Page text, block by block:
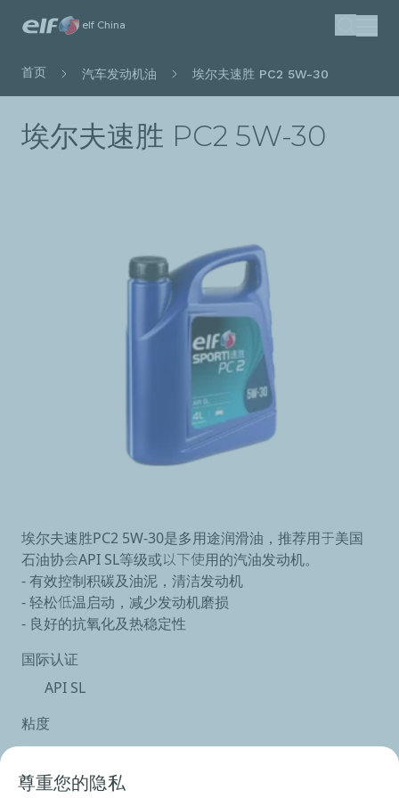
到
内
elf China
搜索
面
包
首页 汽车发动机油 埃尔夫速胜 PC2 5W-30
埃尔夫速胜 PC2 5W-30
埃尔夫速胜PC2 5W-30是多用途润滑油，推荐用于美国
石油协会API SL等级或以下使用的汽油发动机。
- 有效控制积碳及油泥，清洁发动机
- 轻松低温启动，减少发动机磨损
- 良好的抗氧化及热稳定性
国际认证
API SL
粘度
5W-30
包装
尊重您的隐私